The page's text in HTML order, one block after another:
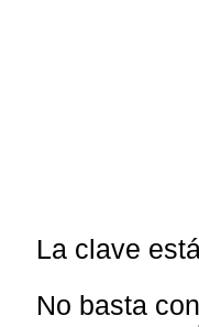
La clave
No basta